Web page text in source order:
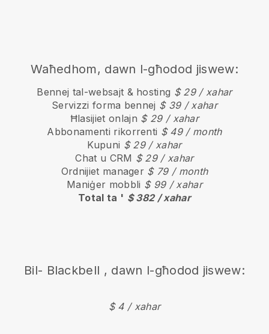
Waħedhom, dawn l-għodod jiswew:
Bennej tal-websajt & hosting $ 29 / xahar
Servizzi forma bennej $ 39 / xahar
Ħlasijiet onlajn $ 29 / xahar
Abbonamenti rikorrenti $ 49 / month
Kupuni $ 29 / xahar
Chat u CRM $ 29 / xahar
Ordnijiet manager $ 79 / month
Maniġer mobbli $ 99 / xahar
Total ta ' $ 382 / xahar
Bil- Blackbell , dawn l-għodod jiswew:
$ 4 / xahar